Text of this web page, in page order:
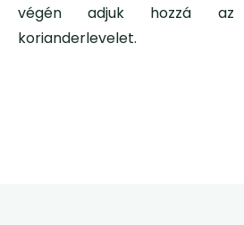
végén adjuk hozzá
korianderlevelet.